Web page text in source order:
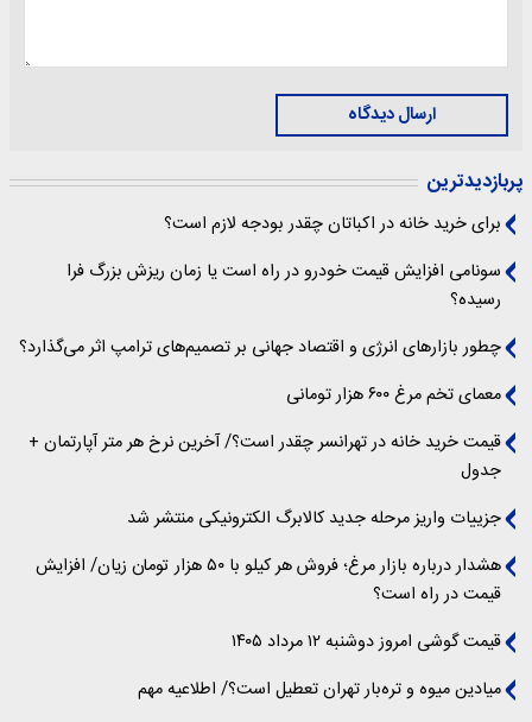
ارسال دیدگاه
پربازدیدترین
برای خرید خانه در اکباتان چقدر بودجه لازم است؟
سونامی افزایش قیمت خودرو در راه است یا زمان ریزش بزرگ فرا
رسیده؟
چطور بازارهای انرژی و اقتصاد جهانی بر تصمیم‌های ترامپ اثر می‌گذارد؟
معمای تخم مرغ ۶۰۰ هزار تومانی
قیمت خرید خانه در تهرانسر چقدر است؟/ آخرین نرخ هر متر آپارتمان +
جدول
جزییات واریز مرحله جدید کالابرگ الکترونیکی منتشر شد
هشدار درباره بازار مرغ؛ فروش هر کیلو با ۵۰ هزار تومان زیان/ افزایش
قیمت در راه است؟
قیمت گوشی امروز دوشنبه ۱۲ مرداد ۱۴۰۵
میادین میوه و تره‌بار تهران تعطیل است؟/ اطلاعیه مهم